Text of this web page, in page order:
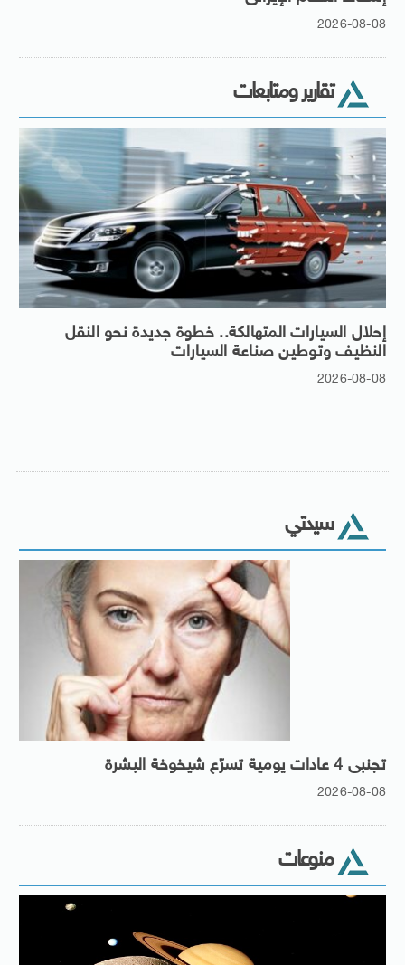
2026-08-08
تقارير ومتابعات
إحلال السيارات المتهالكة.. خطوة جديدة نحو النقل
النظيف وتوطين صناعة السيارات
2026-08-08
سيدتي
تجنبى 4 عادات يومية تسرّع شيخوخة البشرة
2026-08-08
منوعات